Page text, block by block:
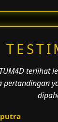
terlihat
pertandingan